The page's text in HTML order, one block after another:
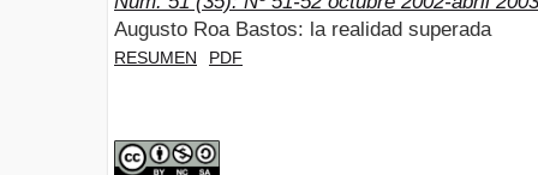
Augusto Roa Bastos: la realidad superada
RESUMEN PDF